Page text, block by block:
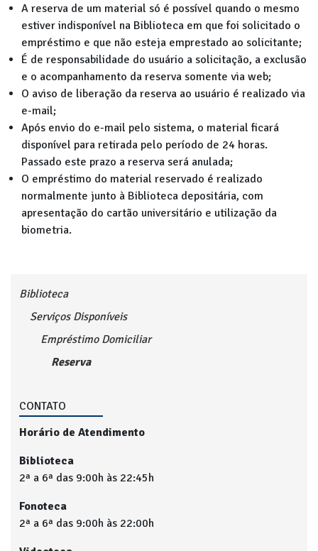
A reserva de um material só é possível quando o mesmo
estiver indisponível na Biblioteca em que foi solicitado o
empréstimo e que não esteja emprestado ao solicitante;
É de responsabilidade do usuário a solicitação, a exclusão
e o acompanhamento da reserva somente via web;
O aviso de liberação da reserva ao usuário é realizado via
e-mail;
Após envio do e-mail pelo sistema, o material ficará
disponível para retirada pelo período de 24 horas.
Passado este prazo a reserva será anulada;
O empréstimo do material reservado é realizado
normalmente junto à Biblioteca depositária, com
apresentação do cartão universitário e utilização da
biometria.
Biblioteca
Serviços Disponíveis
Empréstimo Domiciliar
Reserva
CONTATO
Horário de Atendimento
Biblioteca
2ª a 6ª das 9:00h às 22:45h
Fonoteca
2ª a 6ª das 9:00h às 22:00h